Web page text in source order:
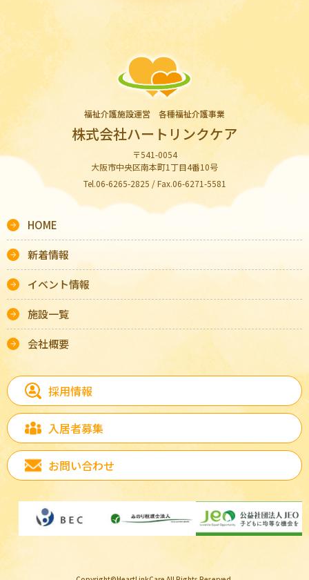
福祉介護施設運営 各種福祉介護事業
株式会社ハートリンクケア
〒541-0054
大阪市中央区南本町1丁目4番10号
Tel.06-6265-2825 / Fax.06-6271-5581
HOME
新着情報
イベント情報
施設一覧
会社概要
採用情報
入居者募集
お問い合わせ